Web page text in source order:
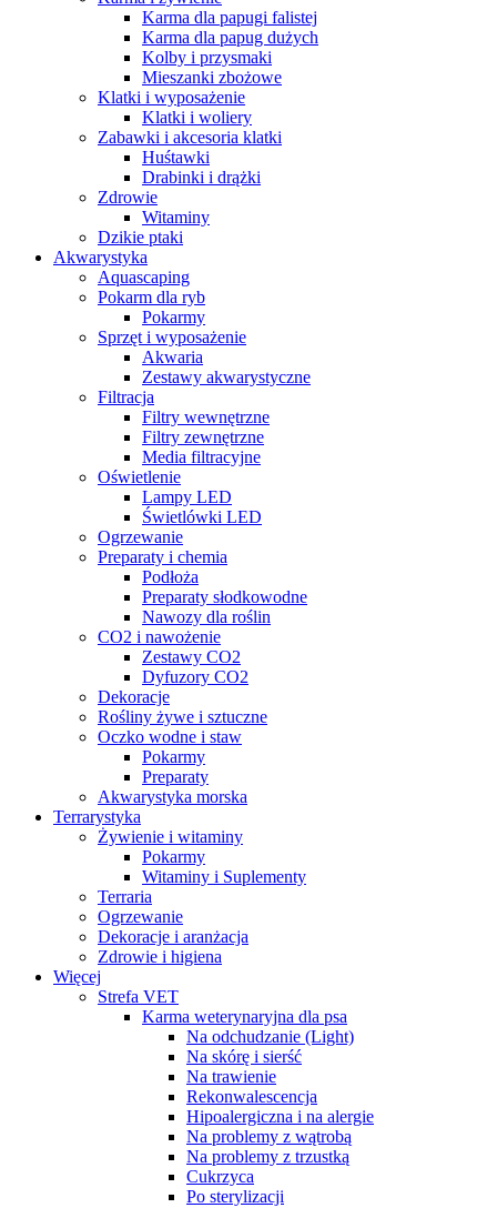
Karma dla papugi falistej
Karma dla papug dużych
Kolby i przysmaki
Mieszanki zbożowe
Klatki i wyposażenie
Klatki i woliery
Zabawki i akcesoria klatki
Huśtawki
Drabinki i drążki
Zdrowie
Witaminy
Dzikie ptaki
Akwarystyka
Aquascaping
Pokarm dla ryb
Pokarmy
Sprzęt i wyposażenie
Akwaria
Zestawy akwarystyczne
Filtracja
Filtry wewnętrzne
Filtry zewnętrzne
Media filtracyjne
Oświetlenie
Lampy LED
Świetlówki LED
Ogrzewanie
Preparaty i chemia
Podłoża
Preparaty słodkowodne
Nawozy dla roślin
CO2 i nawożenie
Zestawy CO2
Dyfuzory CO2
Dekoracje
Rośliny żywe i sztuczne
Oczko wodne i staw
Pokarmy
Preparaty
Akwarystyka morska
Terrarystyka
Żywienie i witaminy
Pokarmy
Witaminy i Suplementy
Terraria
Ogrzewanie
Dekoracje i aranżacja
Zdrowie i higiena
Więcej
Strefa VET
Karma weterynaryjna dla psa
Na odchudzanie (Light)
Na skórę i sierść
Na trawienie
Rekonwalescencja
Hipoalergiczna i na alergie
Na problemy z wątrobą
Na problemy z trzustką
Cukrzyca
Po sterylizacji